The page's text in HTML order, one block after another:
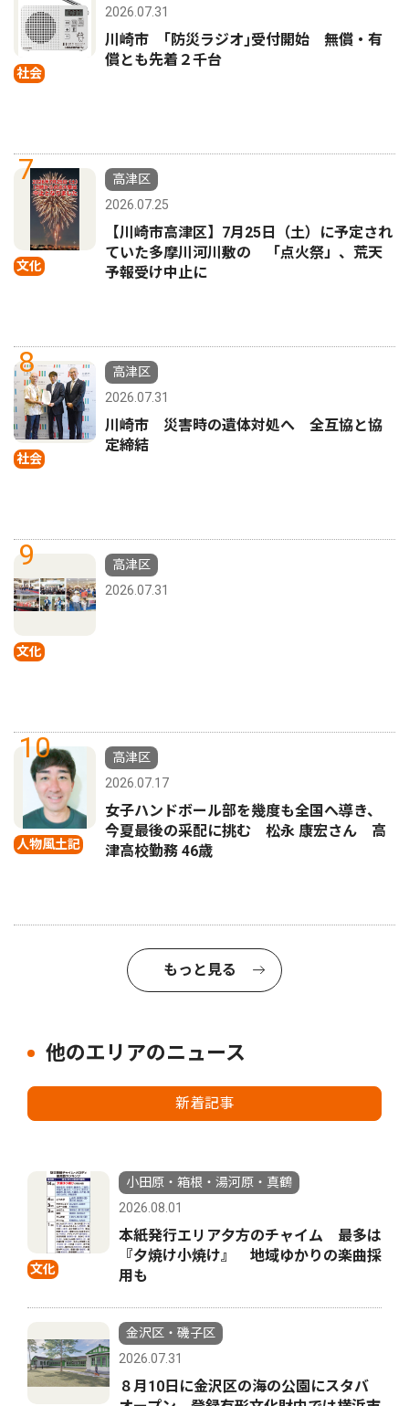
社会
2026.07.31
川崎市 ｢防災ラジオ｣受付開始 無償・有
償とも先着２千台
7
文化
高津区
2026.07.25
【川崎市高津区】7月25日（土）に予定され
ていた多摩川河川敷の 「点火祭」、荒天
予報受け中止に
8
社会
高津区
2026.07.31
川崎市 災害時の遺体対処へ 全互協と協
定締結
9
文化
高津区
2026.07.31
10
人物風土記
高津区
2026.07.17
女子ハンドボール部を幾度も全国へ導き、
今夏最後の采配に挑む 松永 康宏さん 高
津高校勤務 46歳
もっと見る
他のエリアのニュース
新着記事
文化
小田原・箱根・湯河原・真鶴
2026.08.01
本紙発行エリア夕方のチャイム 最多は
『夕焼け小焼け』 地域ゆかりの楽曲採
用も
金沢区・磯子区
2026.07.31
８月10日に金沢区の海の公園にスタバ